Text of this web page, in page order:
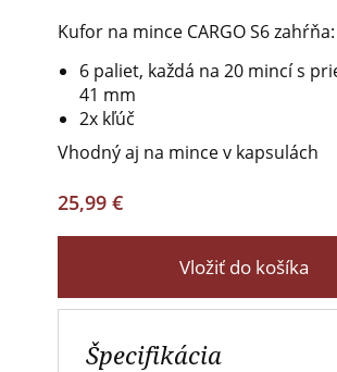
Kufor na mince CARGO S6 zahŕňa:
6 paliet, každá na 20 mincí s
41 mm
2x kľúč
Vhodný aj na mince v kapsulách
25,99 €
Vložiť do košíka
Špecifikácia